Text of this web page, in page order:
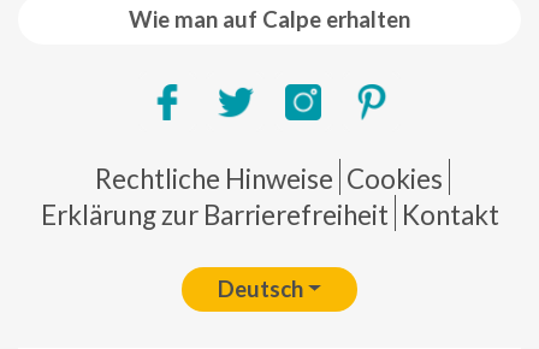
Wie man auf Calpe erhalten
Pie de página
Rechtliche Hinweise Cookies
Erklärung zur Barrierefreiheit Kontakt
Deutsch